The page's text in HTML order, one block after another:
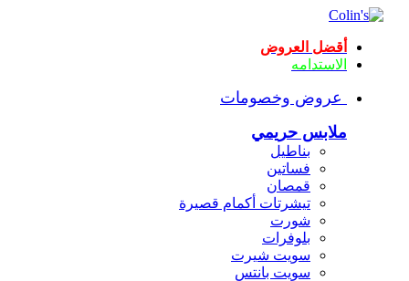
أقضل العروض
الاستدامه
عروض وخصومات
ملابس حريمي
بناطيل
فساتين
قمصان
تيشرتات أكمام قصيرة
شورت
بلوفرات
سويت شيرت
سويت بانتس